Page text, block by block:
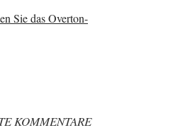
KOMMENTARE